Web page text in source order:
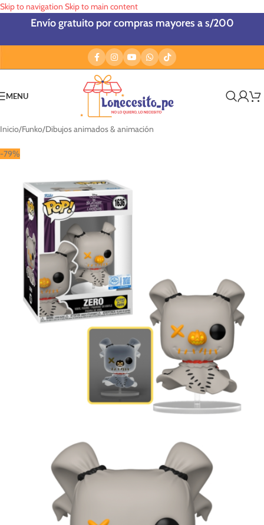
Skip to navigation Skip to main content
Envío gratuito por compras mayores a s/200
MENU
Inicio/Funko/Dibujos animados & animación
-79%